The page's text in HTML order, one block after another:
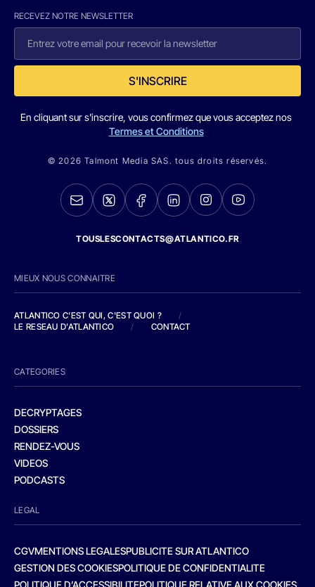
RECEVEZ NOTRE NEWSLETTER
S'INSCRIRE
En cliquant sur s'inscrire, vous confirmez que vous acceptez nos
Termes et Conditions
© 2026 Talmont Media SAS. tous droits réservés.
TOUSLESCONTACTS@ATLANTICO.FR
MIEUX NOUS CONNAITRE
ATLANTICO C'EST QUI, C'EST QUOI ?
/
LE RESEAU D'ATLANTICO
/ CONTACT
CATEGORIES
DECRYPTAGES
DOSSIERS
RENDEZ-VOUS
VIDEOS
PODCASTS
LEGAL
CGVMENTIONS LEGALESPUBLICITE SUR ATLANTICO
GESTION DES COOKIESPOLITIQUE DE CONFIDENTIALITE
POLITIQUE D’ACCESSIBILITEPOLITIQUE RELATIVE AUX COOKIES